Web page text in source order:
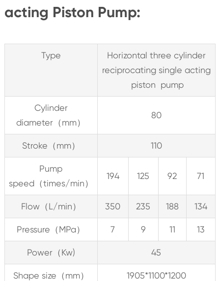
acting Piston Pump:
Type
Horizontal three cylinder
reciprocating single acting
piston pump
Cylinder
diameter（mm）
80
Stroke（mm） 110
Pump
speed（times/min）
194 125 92 71
Flow（L/min） 350 235 188 134
Pressure（MPa） 7 9 11 13
Power（Kw) 45
Shape size（mm） 1905*1100*1200